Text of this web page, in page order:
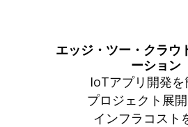
エッジ・ツー・クラウ
ーション
IoTアプリ開発
プロジェクト展
インフラコスト